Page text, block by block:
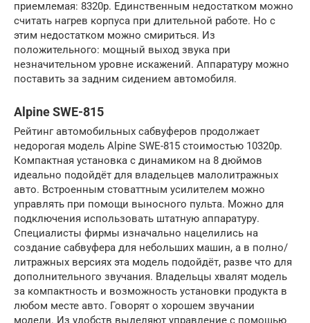
приемлемая: 8320р. Единственным недостатком можно
считать нагрев корпуса при длительной работе. Но с
этим недостатком можно смириться. Из
положительного: мощный выход звука при
незначительном уровне искажений. Аппаратуру можно
поставить за задним сидением автомобиля.
Alpine SWE-815
Рейтинг автомобильных сабвуферов продолжает
недорогая модель Alpine SWE-815 стоимостью 10320р.
Компактная установка с динамиком на 8 дюймов
идеально подойдёт для владельцев малолитражных
авто. Встроенным стоваттным усилителем можно
управлять при помощи выносного пульта. Можно для
подключения использовать штатную аппаратуру.
Специалисты фирмы изначально нацелились на
создание сабвуфера для небольших машин, а в полно/
литражных версиях эта модель подойдёт, разве что для
дополнительного звучания. Владельцы хвалят модель
за компактность и возможность установки продукта в
любом месте авто. Говорят о хорошем звучании
модели. Из удобств выделяют управление с помощью